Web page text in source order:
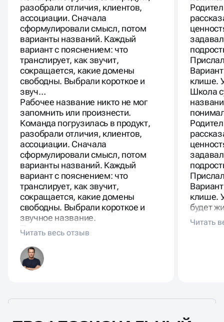
разобрали отличия, клиентов,
ассоциации. Сначала
сформулировали смысл, потом
варианты названий. Каждый
вариант с пояснением: что
транслирует, как звучит,
сокращается, какие домены
свободны. Выбрали короткое и
звуч…
Рабочее название никто не мог
запомнить или произнести.
Команда погрузилась в продукт,
разобрали отличия, клиентов,
ассоциации. Сначала
сформулировали смысл, потом
варианты названий. Каждый
вариант с пояснением: что
транслирует, как звучит,
сокращается, какие домены
свободны. Выбрали короткое и
звучное название.
Протестировали на сотрудниках и
клиентах. Имя поддерживает
стратегию.
клише.
Школа
клише.
будет